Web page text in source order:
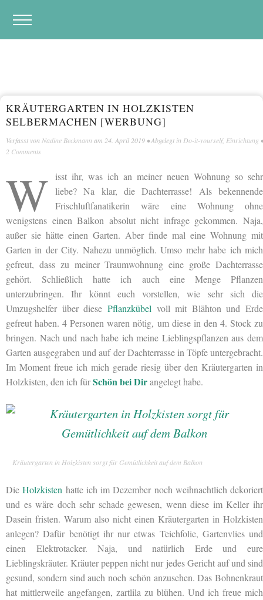
KRÄUTERGARTEN IN HOLZKISTEN
SELBERMACHEN [WERBUNG]
Verfasst von Nadine Beckmann am 24. April 2019 • Abgelegt in Do-it-yourself, Einrichtung •
2 Comments
W
isst ihr, was ich an meiner neuen Wohnung so sehr
liebe? Na klar, die Dachterrasse! Als bekennende
Frischluftfanatikerin wäre eine Wohnung ohne
wenigstens einen Balkon absolut nicht infrage gekommen. Naja,
außer sie hätte einen Garten. Aber finde mal eine Wohnung mit
Garten in der City. Nahezu unmöglich. Umso mehr habe ich mich
gefreut, dass zu meiner Traumwohnung eine große Dachterrasse
gehört. Schließlich hatte ich auch eine Menge Pflanzen
unterzubringen. Ihr könnt euch vorstellen, wie sehr sich die
Umzugshelfer über diese Pflanzkübel voll mit Blähton und Erde
gefreut haben. 4 Personen waren nötig, um diese in den 4. Stock zu
bringen. Nach und nach habe ich meine Lieblingspflanzen aus dem
Garten ausgegraben und auf der Dachterrasse in Töpfe untergebracht.
Im Moment freue ich mich gerade riesig über den Kräutergarten in
Holzkisten, den ich fürSchön bei Dirangelegt habe.
Kräutergarten in Holzkisten sorgt für Gemütlichkeit auf dem Balkon
DieHolzkisten hatte ich im Dezember noch weihnachtlich dekoriert
und es wäre doch sehr schade gewesen, wenn diese im Kellerihr
Dasein fristen. Warum also nicht einen Kräutergarten in Holzkisten
anlegen? Dafür benötigt ihr nur etwas Teichfolie, Gartenvlies und
einen Elektrotacker. Naja, und natürlich Erde und eure
Lieblingskräuter. Kräuter peppen nicht nur jedes Gericht auf und sind
gesund, sondern sind auch noch schön anzusehen. Das Bohnenkraut
hat mittlerweile angefangen, zartlila zu blühen. Und ich freue mich